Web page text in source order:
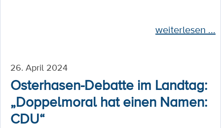
weiterlesen ...
26. April 2024
Osterhasen-Debatte im Landtag:
„Doppelmoral hat einen Namen:
CDU“